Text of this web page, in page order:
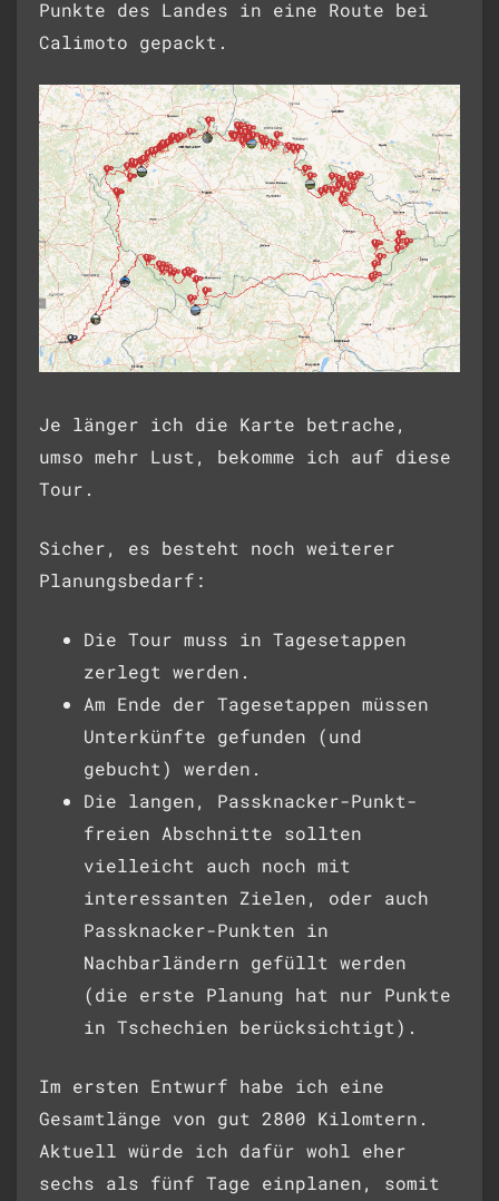
Punkte des Landes in eine Route bei
Calimoto gepackt.
Je länger ich die Karte betrache,
umso mehr Lust, bekomme ich auf diese
Tour.
Sicher, es besteht noch weiterer
Planungsbedarf:
Die Tour muss in Tagesetappen
zerlegt werden.
Am Ende der Tagesetappen müssen
Unterkünfte gefunden (und
gebucht) werden.
Die langen, Passknacker-Punkt-
freien Abschnitte sollten
vielleicht auch noch mit
interessanten Zielen, oder auch
Passknacker-Punkten in
Nachbarländern gefüllt werden
(die erste Planung hat nur Punkte
in Tschechien berücksichtigt).
Im ersten Entwurf habe ich eine
Gesamtlänge von gut 2800 Kilomtern.
Aktuell würde ich dafür wohl eher
sechs als fünf Tage einplanen, somit